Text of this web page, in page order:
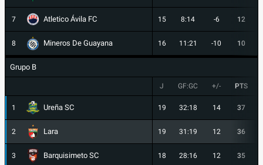
7 Atletico Ávila FC 15 8:14 -6 12
8 Mineros De Guayana 16 11:21 -10 10
Grupo B
J GF:GC +/- PTS
1 Ureña SC 19 32:18 14 37
2 Lara 19 31:19 12 36
3 Barquisimeto SC 18 28:16 12 35